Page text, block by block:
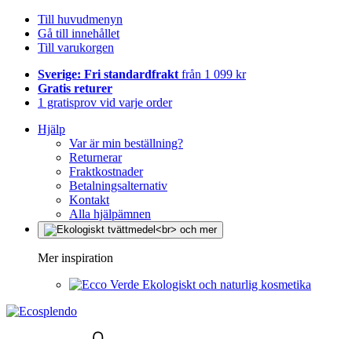
Till huvudmenyn
Gå till innehållet
Till varukorgen
Sverige: Fri standardfrakt från 1 099 kr
Gratis returer
1 gratisprov vid varje order
Hjälp
Var är min beställning?
Returnerar
Fraktkostnader
Betalningsalternativ
Kontakt
Alla hjälpämnen
Mer inspiration
Ekologiskt och naturlig kosmetika